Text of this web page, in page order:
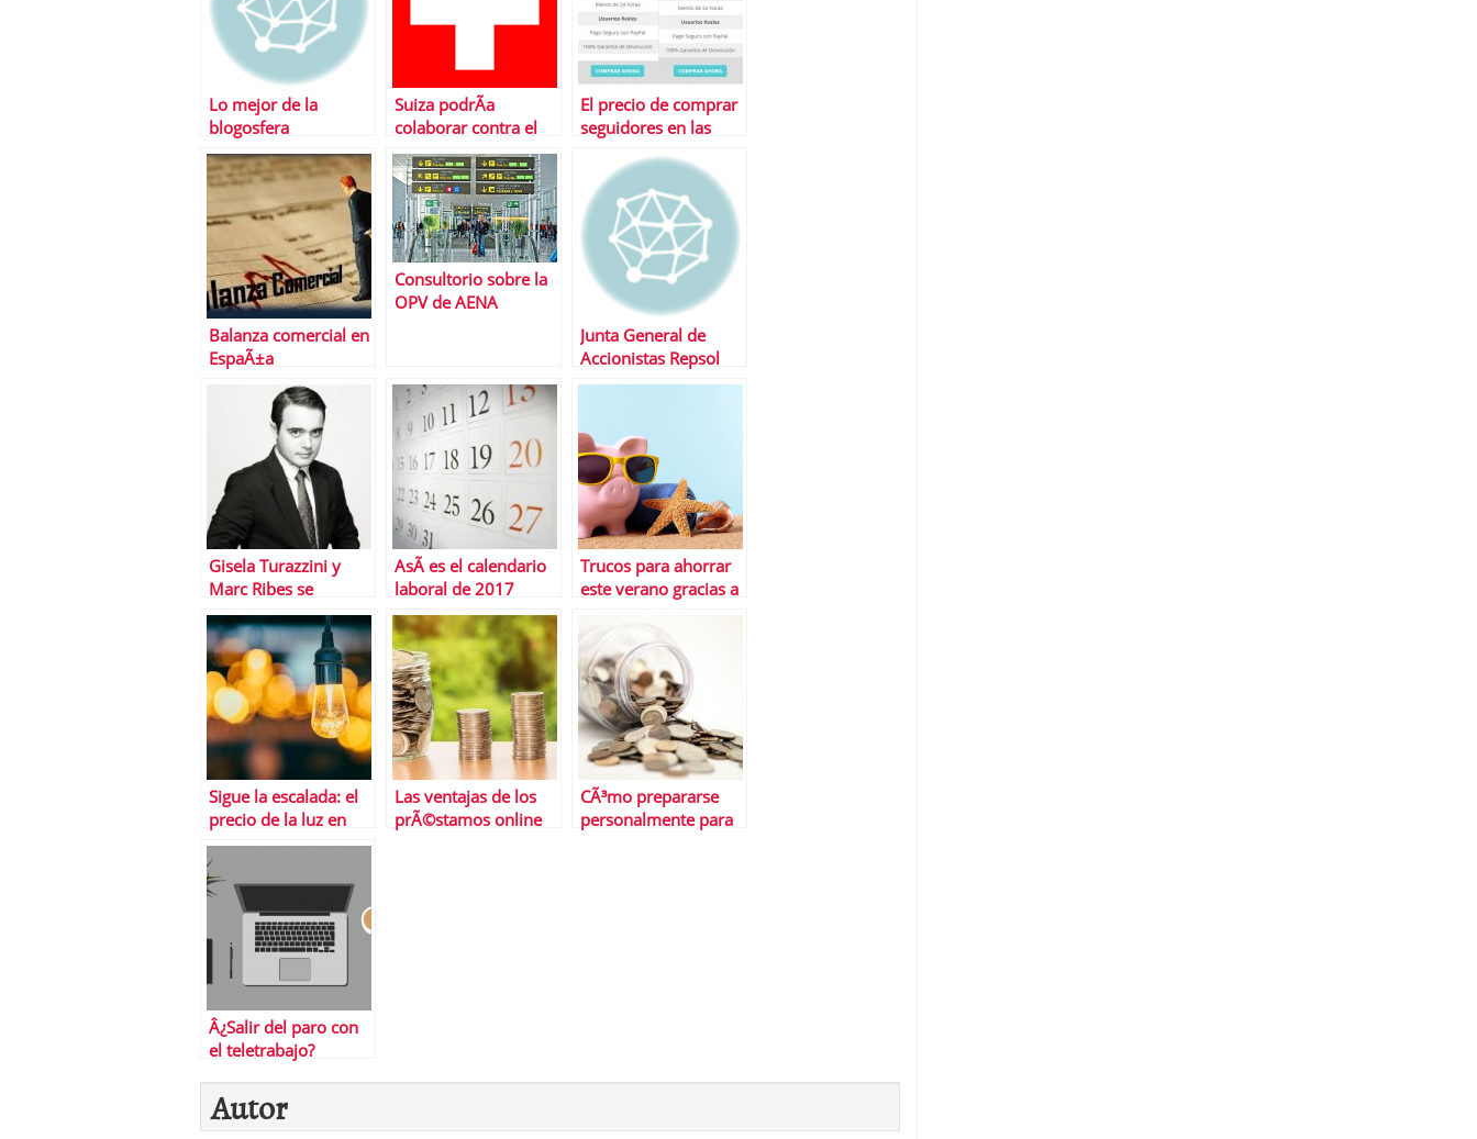
Lo mejor de la
blogosfera
Suiza podrÃ­a
colaborar contra el
secreto bancario
levantando el veto
El precio de comprar
seguidores en las
Balanza comercial en
EspaÃ±a
Consultorio sobre la
OPV de AENA
Junta General de
Accionistas Repsol
Gisela Turazzini y
Marc Ribes se
incorporan a
Financialred/Bolsamania
para crear la
publicaciÃ³n de
referencia sobre
anÃ¡lisis fundamental
AsÃ­ es el calendario
laboral de 2017
Trucos para ahorrar
este verano gracias a
Sigue la escalada: el
precio de la luz en
mÃ¡ximos histÃ³ricos
Las ventajas de los
prÃ©stamos online
CÃ³mo prepararse
personalmente para
Â¿Salir del paro con
el teletrabajo?
Autor